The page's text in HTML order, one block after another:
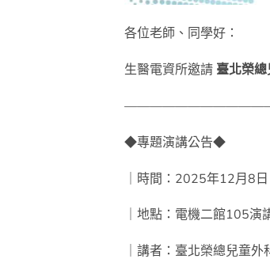
各位老師、同學好：
生醫電資所邀請 臺北榮
◆專題演講公告◆
｜時間： 2025年12月8
｜地點：電機二館105演
｜講者：臺北榮總兒童